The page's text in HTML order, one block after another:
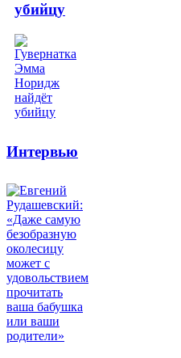
убийцу
Интервью